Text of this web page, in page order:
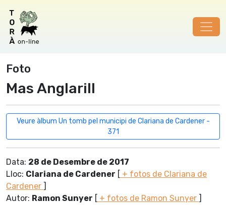
Foto
Mas Anglarill
Veure àlbum Un tomb pel municipi de Clariana de Cardener -
371
Data: 28 de Desembre de 2017
Lloc: Clariana de Cardener [ + fotos de Clariana de
Cardener ]
Autor: Ramon Sunyer [ + fotos de Ramon Sunyer ]